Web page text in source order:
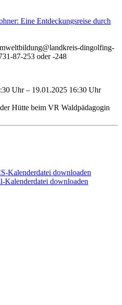
Eine Entdeckungsreise durch
dingolfing-
87-253 oder -248
Uhr– 19.01.2025 16:30 Uhr
Hütte beim VR Waldpädagogin
Kalenderdatei downloaden
Kalenderdatei downloaden